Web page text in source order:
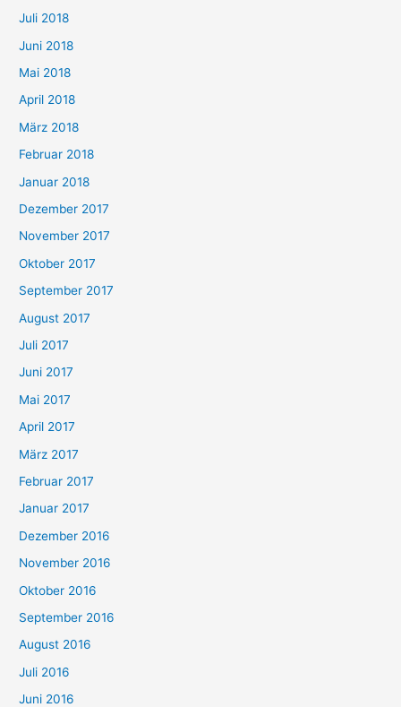
Juli 2018
Juni 2018
Mai 2018
April 2018
März 2018
Februar 2018
Januar 2018
Dezember 2017
November 2017
Oktober 2017
September 2017
August 2017
Juli 2017
Juni 2017
Mai 2017
April 2017
März 2017
Februar 2017
Januar 2017
Dezember 2016
November 2016
Oktober 2016
September 2016
August 2016
Juli 2016
Juni 2016